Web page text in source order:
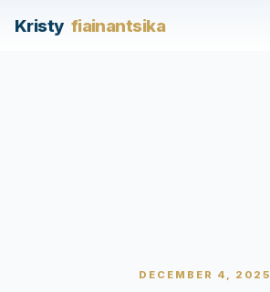
Kristy fiainantsika
DECEMBER 4, 2025